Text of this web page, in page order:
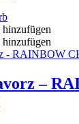
hinzufügen
hinzufügen
–